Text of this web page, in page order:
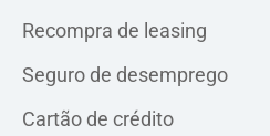
Recompra de leasing
Seguro de desemprego
Cartão de crédito